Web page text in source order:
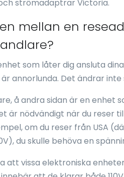
strömadaptrar Victoria.
mellan en
som låter dig ansluta
annorlunda. Det ändrar
å andra sidan är en
är nödvändigt när du reser
om du reser från USA
du skulle behöva en
att vissa elektroniska